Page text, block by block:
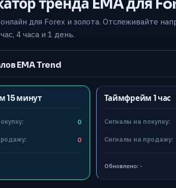
тренда EMA для
онлайн для Forex и золота. Отслеживайте
4 часа и 1 день.
EMA Trend
15 минут
0
0
Таймфрейм 1 час
Сигналы на покупку:
Сигналы на продажу:
Обновлено: -